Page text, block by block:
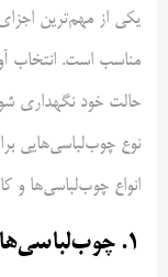
یکی از مهم‌ترین
مناسب است. انتخاب
حالت خود نگهداری
نوع چوب‌لباسی‌هایی
انواع چوب‌لباسی‌ها و
1. چوب‌لباسی‌های چوبی